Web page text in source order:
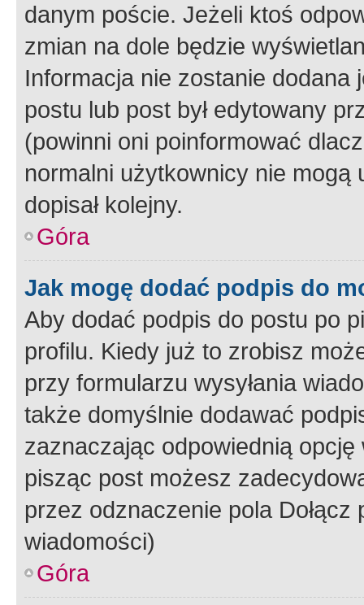
danym poście. Jeżeli ktoś
zmian na dole będzie
Informacja nie zostanie dodana
postu lub post był edytowany
(powinni oni poinformować
normalni użytkownicy nie
dopisał kolejny.
Góra
Jak mogę dodać podpis do
Aby dodać podpis do postu po
profilu. Kiedy już to zrobisz
przy formularzu wysyłania
także domyślnie dodawać
zaznaczając odpowiednią
pisząc post możesz
przez odznaczenie pola
wiadomości)
Góra